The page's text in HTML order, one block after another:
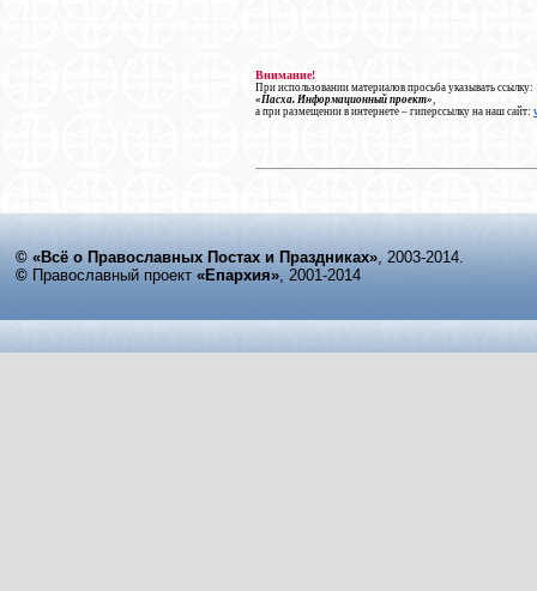
Внимание!
При использовании материалов просьба указывать ссылку:
«Пасха. Информационный проект»
а при размещении в интернете – гиперссылку на наш сайт:
© «Всё о Православных Постах и Праздниках», 2003-2014.
© Православный проект «Епархия», 2001-2014